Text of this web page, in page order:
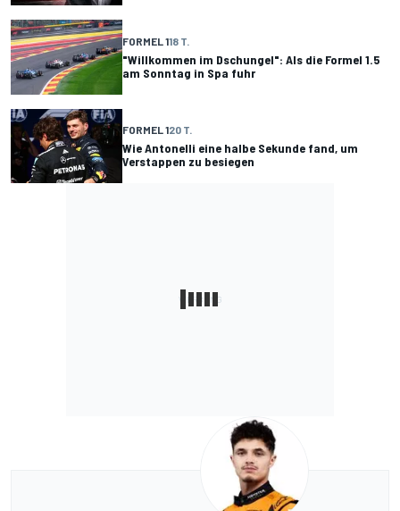
FORMEL 118 T.
"Willkommen im Dschungel": Als die Formel 1.5
am Sonntag in Spa fuhr
FORMEL 120 T.
Wie Antonelli eine halbe Sekunde fand, um
Verstappen zu besiegen